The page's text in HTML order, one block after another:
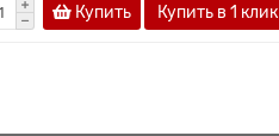
Купить Купить в 1 клик